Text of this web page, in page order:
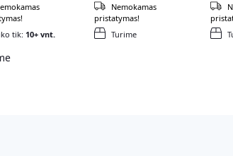
tik: 10+ vnt. Turime
Nemokamas
pristatymas!